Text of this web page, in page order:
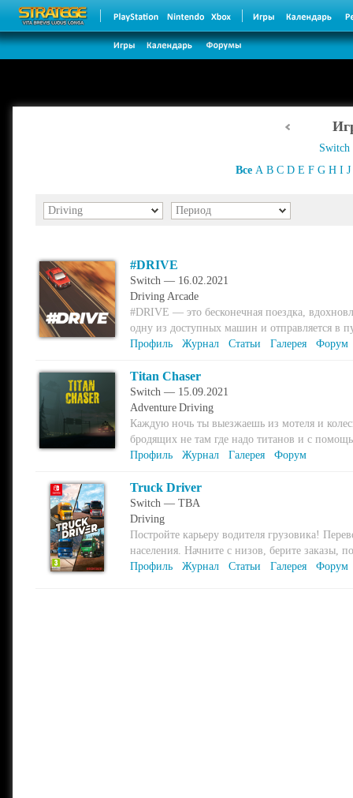
Switch
Все A B C D E F G H I J
Driving Период
#DRIVE
Switch — 16.02.2021
Driving Arcade
#DRIVE — это бесконечная поездка,
одну из доступных машин и отправляется в
Профиль
Журнал Статьи Галерея Форум
Titan Chaser
Switch — 15.09.2021
Adventure Driving
Каждую ночь ты выезжаешь из мотеля и
бродящих не там где надо титанов и с
Профиль
Журнал Галерея Форум
Truck Driver
Switch — TBA
Driving
Постройте карьеру водителя грузовика!
населения. Начните с низов, берите заказы,
Профиль
Журнал Статьи Галерея Форум